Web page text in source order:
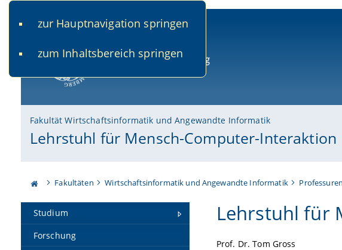
zur Hauptnavigation springen
zum Inhaltsbereich springen
Fakultät Wirtschaftsinformatik und Angewandte Informatik
Lehrstuhl für Mensch-Computer-Interaktion
Fakultäten Wirtschaftsinformatik und Angewandte Informatik
Studium
Forschung
Lehrstuhl für
Prof. Dr. Tom Gross